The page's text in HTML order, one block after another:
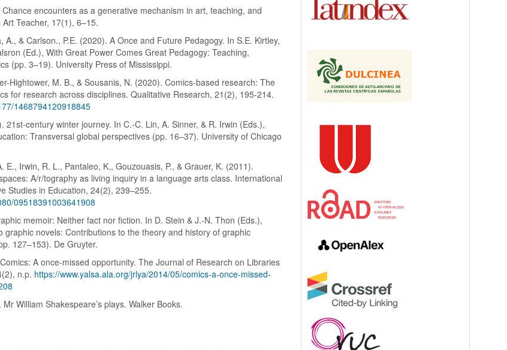
encounters as a generative mechanism in art, teaching, and
Teacher, 17(1), 6–15.
A., & Carlson., P.E. (2020). A Once and Future Pedagogy. In S.E. Kirtley,
(Ed.), With Great Power Comes Great Pedagogy: Teaching,
(pp. 3–19). University Press of Mississippi.
Hightower, M. B., & Sousanis, N. (2020). Comics-based research: The
for research across disciplines. Qualitative Research, 21(2), 195-214.
1468794120918845
21st-century winter journey. In C.-C. Lin, A. Sinner, & R. Irwin (Eds.),
Transversal global perspectives (pp. 16–37). University of Chicago
E., Irwin, R. L., Pantaleo, K., Gouzouasis, P., & Grauer, K. (2011).
A/r/tography as living inquiry in a language arts class. International
Studies in Education, 24(2), 239–255.
09518391003641908
memoir: Neither fact nor fiction. In D. Stein & J.-N. Thon (Eds.),
graphic novels: Contributions to the theory and history of graphic
127–153). De Gruyter.
A once-missed opportunity. The Journal of Research on Libraries
n.p. https://www.yalsa.ala.org/jrlya/2014/05/comics-a-once-missed-
William Shakespeare’s plays. Walker Books.